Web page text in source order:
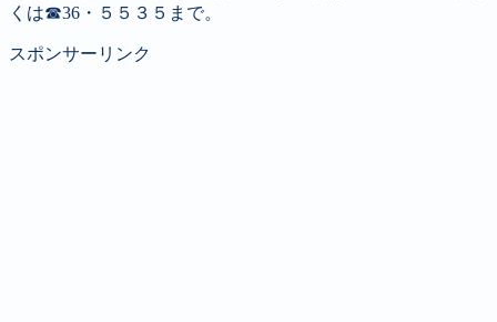
韮崎エリア
八ヶ岳自然散策
くは☎36・５５３５まで。
スポンサーリンク